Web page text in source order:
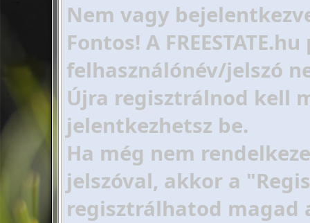
Nem vagy
Fontos! A
felhasználónév/jelszó
Újra regisztrálnod kell
jelentkezhetsz be.
Ha még nem
jelszóval, akkor a
regisztrálhatod magad